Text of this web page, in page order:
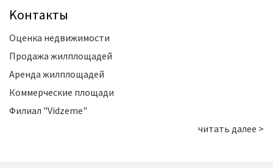
Kонтакты
Оценка недвижимости
Продажа жилплощадей
Аренда жилплощадей
Коммерческие площади
Филиал "Vidzeme"
читать далее >